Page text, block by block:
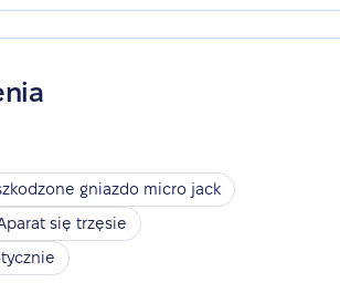
gniazdo micro jack
się trzęsie